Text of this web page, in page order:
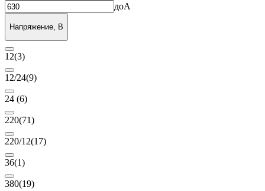
доA
Напряжение, В
12(3)
12/24(9)
24 (6)
220(71)
220/12(17)
36(1)
380(19)